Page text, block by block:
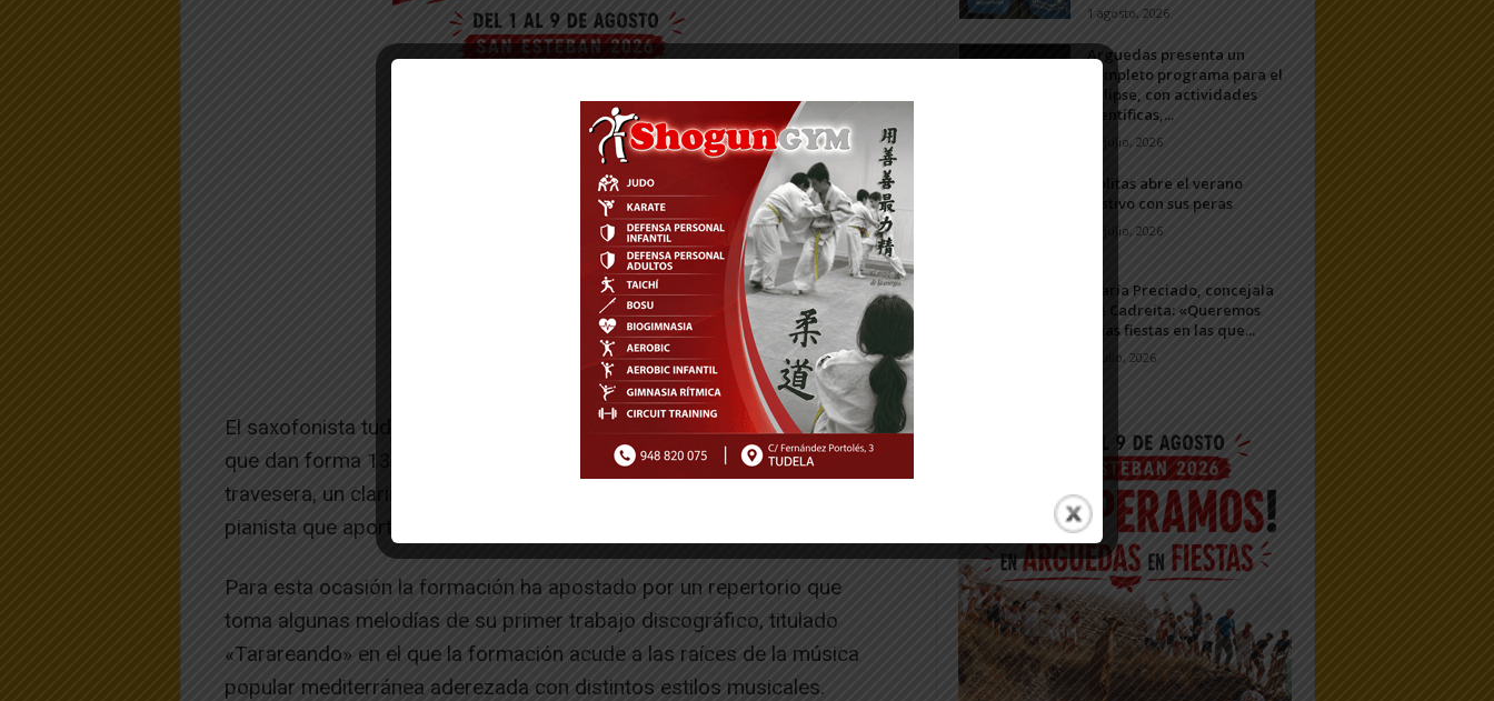
El saxofonista tudelano llega acompañado de una excelente banda a la
que dan forma 13 músicos: cuatro metales, tres saxofones, una flauta
travesera, un clarinete, un batería, un percusionista, un contrabajo y una
pianista que aporta su voz a varios temas.
Para esta ocasión la formación ha apostado por un repertorio que
toma algunas melodías de su primer trabajo discográfico, titulado
«Tarareando» en el que la formación acude a las raíces de la música
popular mediterránea aderezada con distintos estilos musicales.
1 agosto, 2026
Arguedas presenta un
completo programa para el
eclipse, con actividades
científicas,...
20 julio, 2026
Ablitas abre el verano
festivo con sus peras
11 julio, 2026
María Preciado, concejala
de Cadreita: «Queremos
unas fiestas en las que...
7 julio, 2026